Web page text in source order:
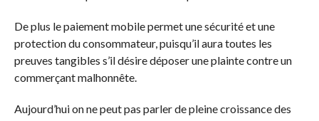
De plus le paiement mobile permet une sécurité et une
protection du consommateur, puisqu’il aura toutes les
preuves tangibles s’il désire déposer une plainte contre un
commerçant malhonnête.
Aujourd’hui on ne peut pas parler de pleine croissance des